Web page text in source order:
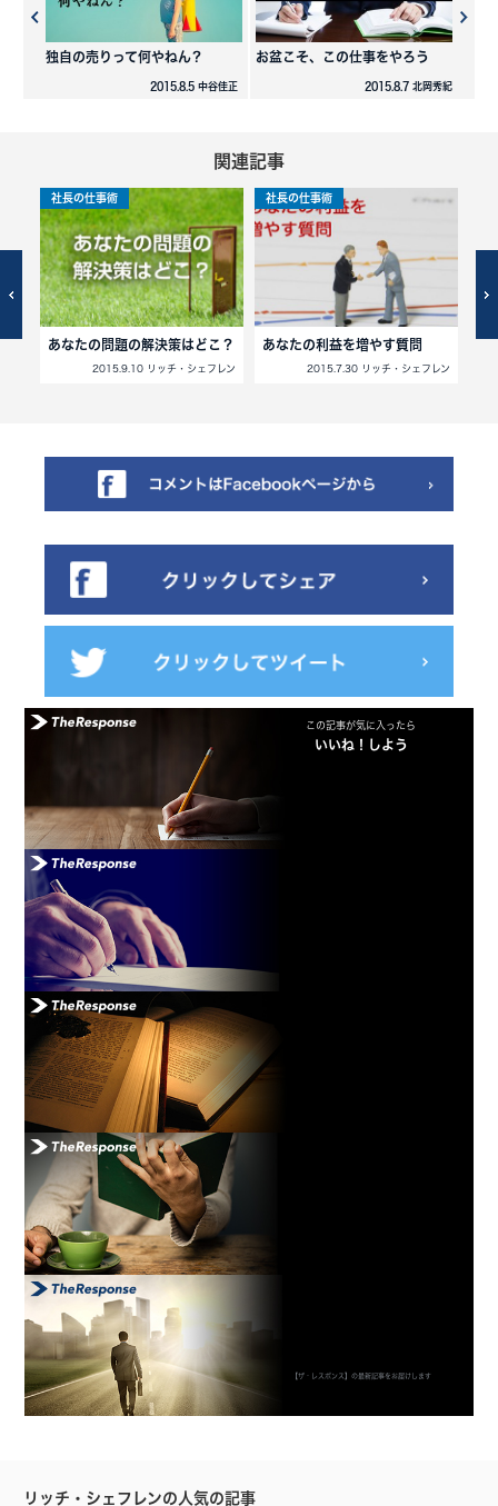
独自の売りって何やねん？
2015.8.5 中谷佳正
お盆こそ、この仕事をやろう
2015.8.7 北岡秀紀
関連記事
社長の仕事術
あなたの問題の解決策はどこ？
2015.9.10 リッチ・シェフレン
社長の仕事術
あなたの利益を増やす質問
2015.7.30 リッチ・シェフレン
この記事が気に入ったら
いいね！しよう
【ザ・レスポンス】の最新記事をお届けします
リッチ・シェフレンの人気の記事